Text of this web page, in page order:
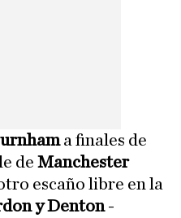
a finales de
de Manchester
escaño libre en la
y Denton-